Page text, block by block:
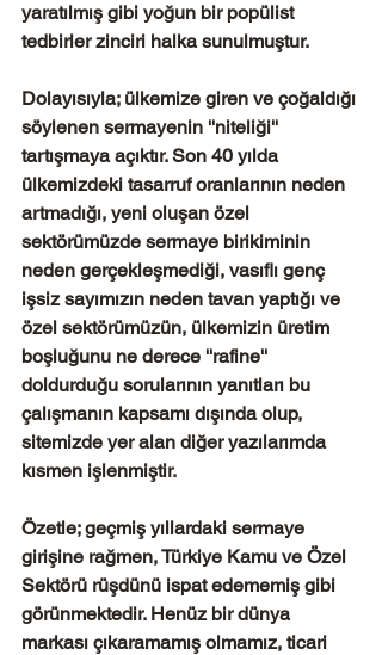
yaratılmış gibi yoğun bir popülist
tedbirler zinciri halka sunulmuştur.
Dolayısıyla; ülkemize giren ve çoğaldığı
söylenen sermayenin ''niteliği''
tartışmaya açıktır. Son 40 yılda
ülkemizdeki tasarruf oranlarının neden
artmadığı, yeni oluşan özel
sektörümüzde sermaye birikiminin
neden gerçekleşmediği, vasıflı genç
işsiz sayımızın neden tavan yaptığı ve
özel sektörümüzün, ülkemizin üretim
boşluğunu ne derece ''rafine''
doldurduğu sorularının yanıtları bu
çalışmanın kapsamı dışında olup,
sitemizde yer alan diğer yazılarımda
kısmen işlenmiştir.
Özetle; geçmiş yıllardaki sermaye
girişine rağmen, Türkiye Kamu ve Özel
Sektörü rüşdünü ispat edememiş gibi
görünmektedir. Henüz bir dünya
markası çıkaramamış olmamız, ticari